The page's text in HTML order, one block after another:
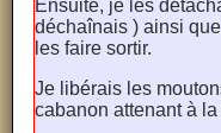
Ensuite, je les
déchaînais ) ainsi
les faire sortir.
Je libérais les
cabanon attenant à